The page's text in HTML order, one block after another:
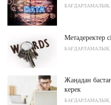
Метадеректер
Жаңадан
керек